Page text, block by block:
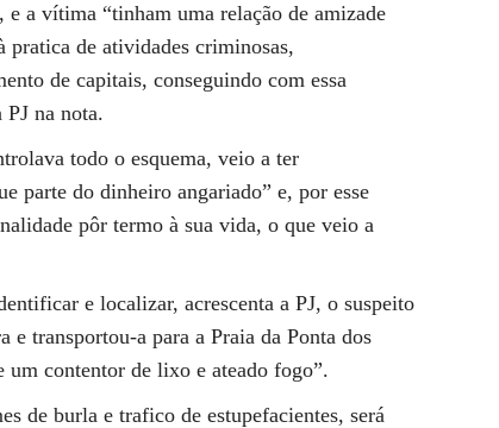
a vítima “tinham uma relação de amizade
pratica de atividades criminosas,
de capitais, conseguindo com essa
PJ na nota.
todo o esquema, veio a ter
parte do dinheiro angariado” e, por esse
pôr termo à sua vida, o que veio a
e localizar, acrescenta a PJ, o suspeito
transportou-a para a Praia da Ponta dos
contentor de lixo e ateado fogo”.
de burla e trafico de estupefacientes, será